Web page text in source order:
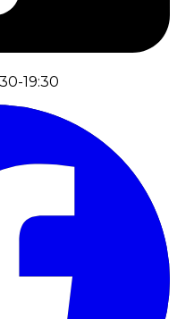
19:30